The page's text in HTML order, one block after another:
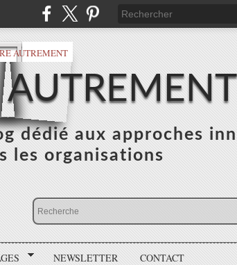
AUTREMENT
dédié aux approches
les organisations
NEWSLETTER CONTACT